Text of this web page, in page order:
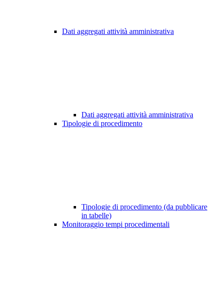
Dati aggregati attività amministrativa
Dati aggregati attività amministrativa
Tipologie di procedimento
Tipologie di procedimento (da pubblicare
in tabelle)
Monitoraggio tempi procedimentali